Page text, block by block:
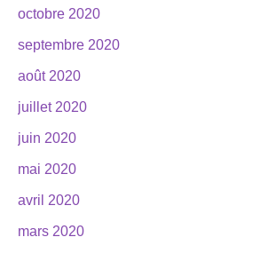
octobre 2020
septembre 2020
août 2020
juillet 2020
juin 2020
mai 2020
avril 2020
mars 2020